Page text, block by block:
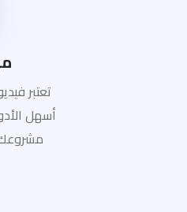
تعتبر
أسهل